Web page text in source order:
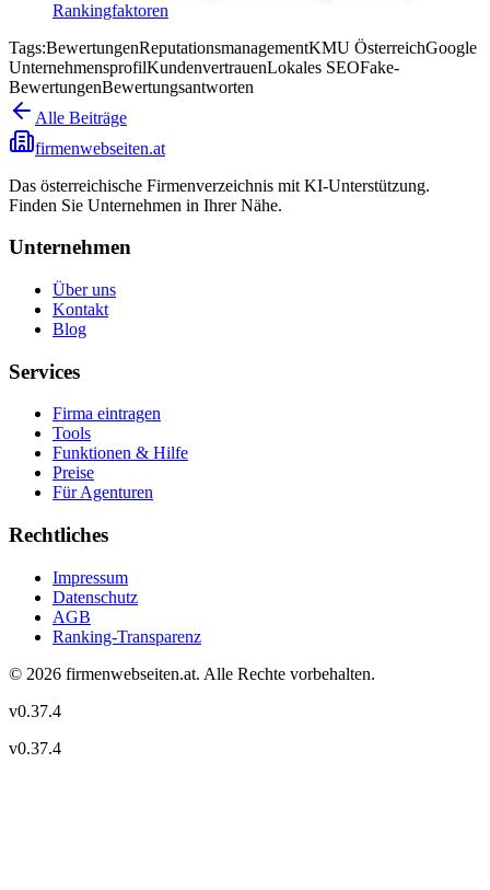
Rankingfaktoren
Tags:BewertungenReputationsmanagementKMU ÖsterreichGoogle
UnternehmensprofilKundenvertrauenLokales SEOFake-
BewertungenBewertungsantworten
Alle Beiträge
firmenwebseiten.at
Das österreichische Firmenverzeichnis mit KI-Unterstützung.
Finden Sie Unternehmen in Ihrer Nähe.
Unternehmen
Über uns
Kontakt
Blog
Services
Firma eintragen
Tools
Funktionen & Hilfe
Preise
Für Agenturen
Rechtliches
Impressum
Datenschutz
AGB
Ranking-Transparenz
© 2026 firmenwebseiten.at. Alle Rechte vorbehalten.
v0.37.4
v0.37.4